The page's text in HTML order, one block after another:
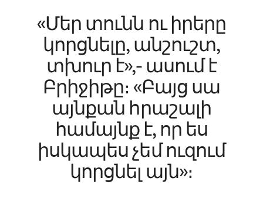
«Մեր տունն ու իրերը
կորցնելը, անշուշտ,
տխուր է»,- ասում է
Բրիջիթը։ «Բայց սա
այնքան հրաշալի
համայնք է, որ ես
իսկապես չեմ ուզում
կորցնել այն»։